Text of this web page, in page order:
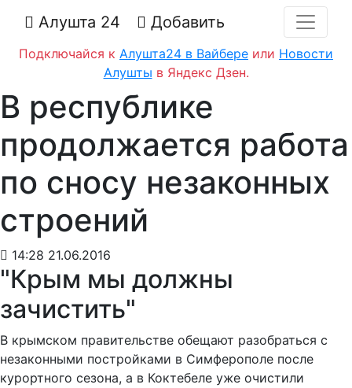
Алушта 24 Добавить
Подключайся к Алушта24 в Вайбере или Новости
Алушты в Яндекс Дзен.
В республике
продолжается работа
по сносу незаконных
строений
14:28 21.06.2016
"Крым мы должны
зачистить"
В крымском правительстве обещают разобраться с
незаконными постройками в Симферополе после
курортного сезона, а в Коктебеле уже очистили